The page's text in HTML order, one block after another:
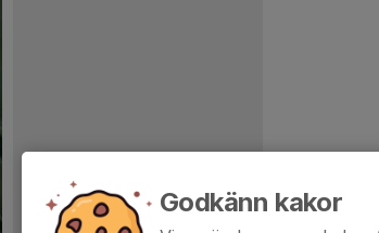
Godkänn kakor